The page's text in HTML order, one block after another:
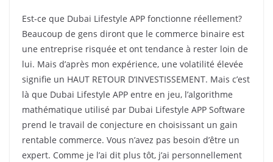
Est-ce que Dubai Lifestyle APP fonctionne réellement?
Beaucoup de gens diront que le commerce binaire est
une entreprise risquée et ont tendance à rester loin de
lui. Mais d’après mon expérience, une volatilité élevée
signifie un HAUT RETOUR D’INVESTISSEMENT. Mais c’est
là que Dubai Lifestyle APP entre en jeu, l’algorithme
mathématique utilisé par Dubai Lifestyle APP Software
prend le travail de conjecture en choisissant un gain
rentable commerce. Vous n’avez pas besoin d’être un
expert. Comme je l’ai dit plus tôt, j’ai personnellement